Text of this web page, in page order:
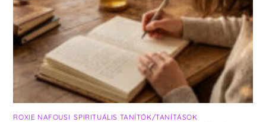
ROXIE NAFOUSI ,SPIRITUÁLIS TANÍTÓK/TANÍTÁSOK